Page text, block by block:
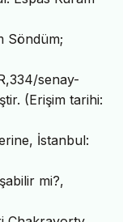
Söndüm;
senay-
(Erişim tarihi:
İstanbul:
mi?,